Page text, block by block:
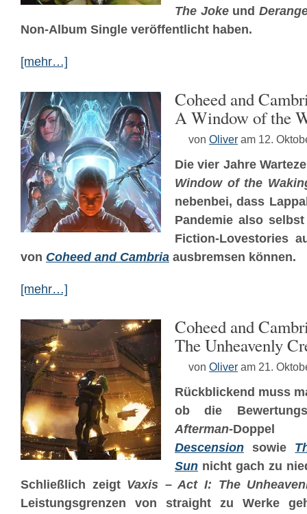
The Jokeund
Non-Album Single veröffentlicht haben.
[mehr…]
Coheed and
A Window of the
von Oliver am 12.
Die vier Jahre
Window of the
nebenbei, dass
Pandemie also
Fiction-Lovestories
von Coheed and Cambria ausbremsen können.
[mehr…]
Coheed and
The Unheavenly
von Oliver am 21.
Rückblickend muss
ob die
Afterman-
Descension sowie
Sun nicht gach zu
Schließlich zeigt Vaxis – Act I: The
Leistungsgrenzen von straight zu Werke